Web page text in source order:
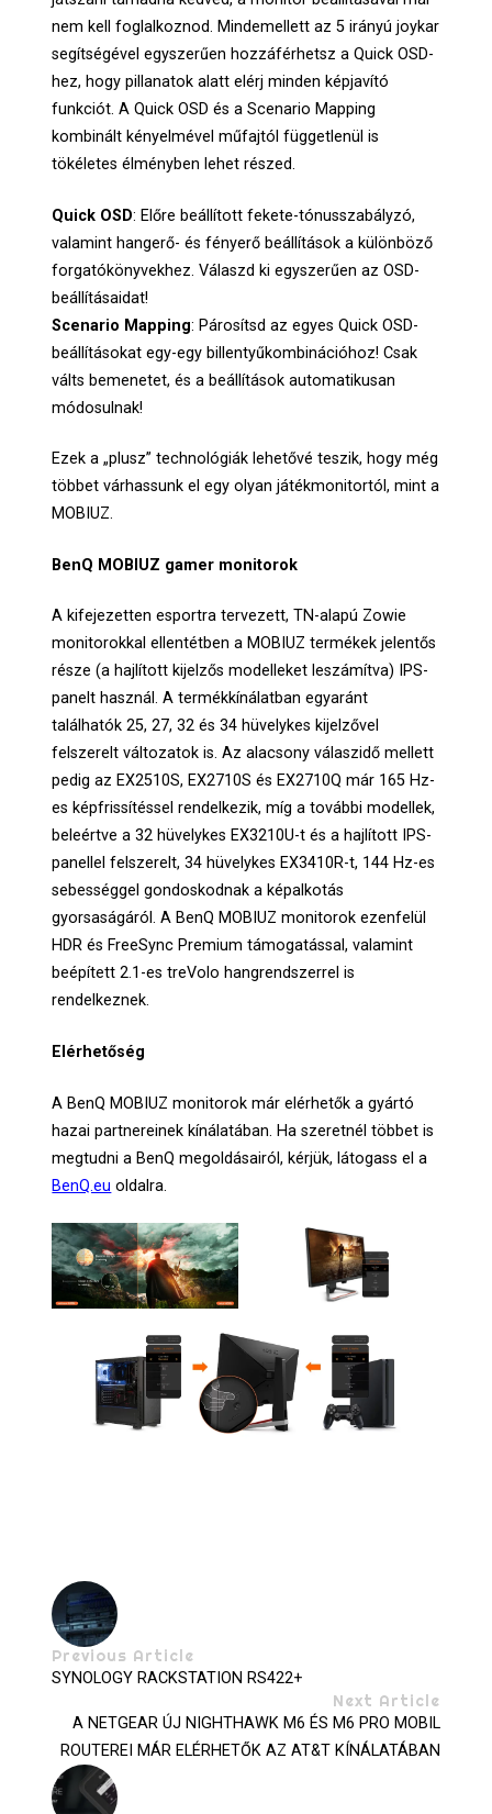
nem kell foglalkoznod. Mindemellett az 5 irányú joykar
segítségével egyszerűen hozzáférhetsz a Quick OSD-
hez, hogy pillanatok alatt elérj minden képjavító
funkciót. A Quick OSD és a Scenario Mapping
kombinált kényelmével műfajtól függetlenül is
tökéletes élményben lehet részed.
Quick OSD: Előre beállított fekete-tónusszabályzó,
valamint hangerő- és fényerő beállítások a különböző
forgatókönyvekhez. Válaszd ki egyszerűen az OSD-
beállításaidat!
Scenario Mapping: Párosítsd az egyes Quick OSD-
beállításokat egy-egy billentyűkombinációhoz! Csak
válts bemenetet, és a beállítások automatikusan
módosulnak!
Ezek a „plusz” technológiák lehetővé teszik, hogy még
többet várhassunk el egy olyan játékmonitortól, mint a
MOBIUZ.
BenQ MOBIUZ gamer monitorok
A kifejezetten esportra tervezett, TN-alapú Zowie
monitorokkal ellentétben a MOBIUZ termékek jelentős
része (a hajlított kijelzős modelleket leszámítva) IPS-
panelt használ. A termékkínálatban egyaránt
találhatók 25, 27, 32 és 34 hüvelykes kijelzővel
felszerelt változatok is. Az alacsony válaszidő mellett
pedig az EX2510S, EX2710S és EX2710Q már 165 Hz-
es képfrissítéssel rendelkezik, míg a további modellek,
beleértve a 32 hüvelykes EX3210U-t és a hajlított IPS-
panellel felszerelt, 34 hüvelykes EX3410R-t, 144 Hz-es
sebességgel gondoskodnak a képalkotás
gyorsaságáról. A BenQ MOBIUZ monitorok ezenfelül
HDR és FreeSync Premium támogatással, valamint
beépített 2.1-es treVolo hangrendszerrel is
rendelkeznek.
Elérhetőség
A BenQ MOBIUZ monitorok már elérhetők a gyártó
hazai partnereinek kínálatában. Ha szeretnél többet is
megtudni a BenQ megoldásairól, kérjük, látogass el a
BenQ.eu oldalra.
Previous Article
SYNOLOGY RACKSTATION RS422+
Next Article
A NETGEAR ÚJ NIGHTHAWK M6 ÉS M6 PRO MOBIL
ROUTEREI MÁR ELÉRHETŐK AZ AT&T KÍNÁLATÁBAN